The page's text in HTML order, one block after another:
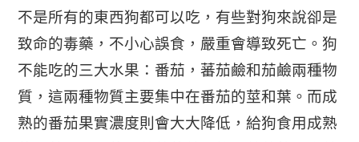
不是所有的東西狗都可以吃 ，有些對狗來說卻是
致命的毒藥 ， 不小心誤食，嚴重會導致死亡 。狗
不能吃的三大水果：番茄，蕃茄鹼和茄鹼兩種物
質，這兩種物質主要集中在番茄的莖和葉。而成
熟的番茄果實濃度則會大大降低，給狗食用成熟